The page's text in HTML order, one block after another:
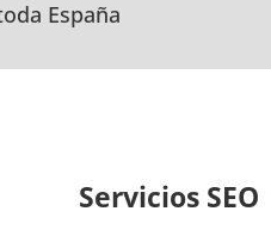
España
Servicios SEO